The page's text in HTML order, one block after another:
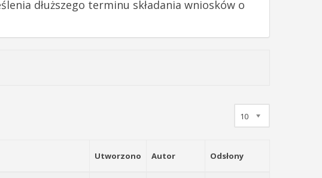
dłuższego terminu składania wniosków o
10
Utworzono Autor Odsłony